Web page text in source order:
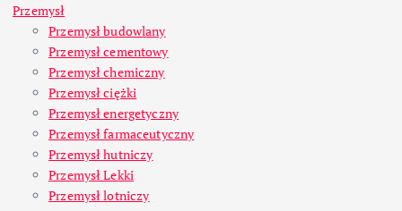
Przemysł
Przemysł budowlany
Przemysł cementowy
Przemysł chemiczny
Przemysł ciężki
Przemysł energetyczny
Przemysł farmaceutyczny
Przemysł hutniczy
Przemysł Lekki
Przemysł lotniczy